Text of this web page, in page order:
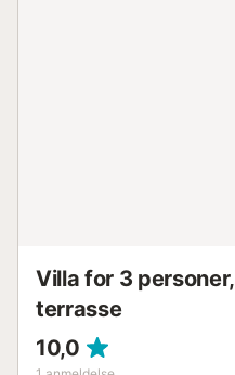
Villa for 3
terrasse
10,0